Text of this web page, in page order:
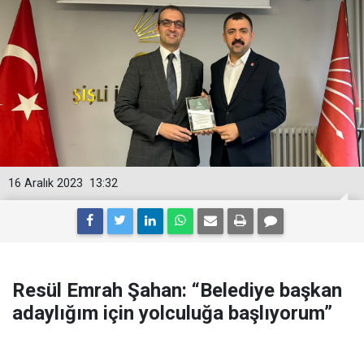
13:32
16 Aralık 2023
Resül Emrah Şahan: “Belediye başkan
adaylığım için yolculuğa başlıyorum”